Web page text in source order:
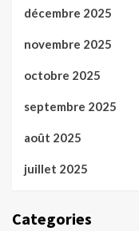
décembre 2025
novembre 2025
octobre 2025
septembre 2025
août 2025
juillet 2025
Categories